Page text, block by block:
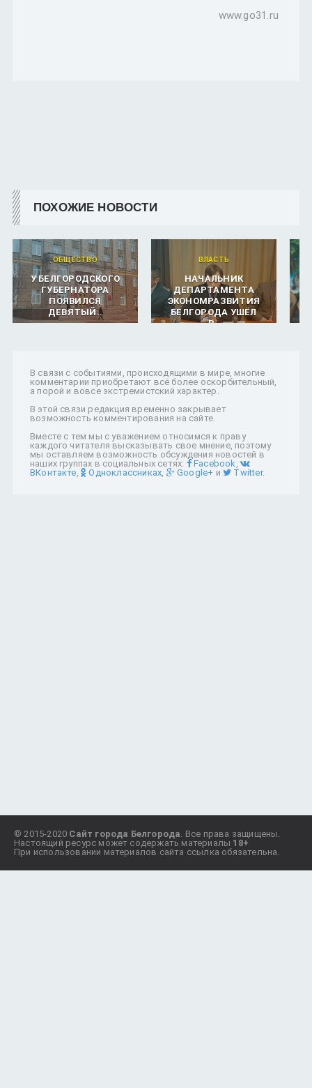
www.go31.ru
ПОХОЖИЕ НОВОСТИ
ОБЩЕСТВО
У БЕЛГОРОДСКОГО
ГУБЕРНАТОРА
ПОЯВИЛСЯ
ДЕВЯТЫЙ..
ВЛАСТЬ
НАЧАЛЬНИК
ДЕПАРТАМЕНТА
ЭКОНОМРАЗВИТИЯ
БЕЛГОРОДА УШЁЛ
В..
В связи с событиями, происходящими в мире, многие
комментарии приобретают всё более оскорбительный,
а порой и вовсе экстремистский характер.
В этой связи редакция временно закрывает
возможность комментирования на сайте.
Вместе с тем мы с уважением относимся к праву
каждого читателя высказывать свое мнение, поэтому
мы оставляем возможность обсуждения новостей в
наших группах в социальных сетях:
Facebook ,
ВКонтакте , Одноклассниках Google+ и Twitter.
© 2015-2020 Сайт города Белгорода . Все права защищены.
Настоящий ресурс может содержать материалы 18+
При использовании материалов сайта ссылка обязательна.